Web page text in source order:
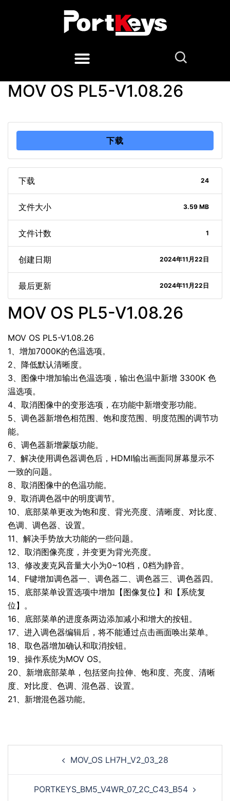
MOV OS PL5-V1.08.26
下载
下载 24
文件大小 3.59 MB
文件计数 1
创建日期 2024年11月22日
最后更新 2024年11月22日
MOV OS PL5-V1.08.26
MOV OS PL5-V1.08.26
1、增加7000K的色温选项。
2、降低默认清晰度。
3、图像中增加输出色温选项，输出色温中新增 3300K 色
温选项。
4、取消图像中的变形选项，在功能中新增变形功能。
5、调色器新增色相范围、饱和度范围、明度范围的调节功
能。
6、调色器新增蒙版功能。
7、解决使用调色器调色后，HDMI输出画面同屏幕显示不
一致的问题。
8、取消图像中的色温功能。
9、取消调色器中的明度调节。
10、底部菜单更改为饱和度、背光亮度、清晰度、对比度、
色调、调色器、设置。
11、解决手势放大功能的一些问题。
12、取消图像亮度，并变更为背光亮度。
13、修改麦克风音量大小为0~10档，0档为静音。
14、F键增加调色器一、调色器二、调色器三、调色器四。
15、底部菜单设置选项中增加【图像复位】和【系统复
位】。
16、底部菜单的进度条两边添加减小和增大的按钮。
17、进入调色器编辑后，将不能通过点击画面唤出菜单。
18、取色器增加确认和取消按钮。
19、操作系统为MOV OS。
20、新增底部菜单，包括竖向拉伸、饱和度、亮度、清晰
度、对比度、色调、混色器、设置。
21、新增混色器功能。
MOV_OS LH7H_V2_03_28
PORTKEYS_BM5_V4WR_07_2C_C43_B54